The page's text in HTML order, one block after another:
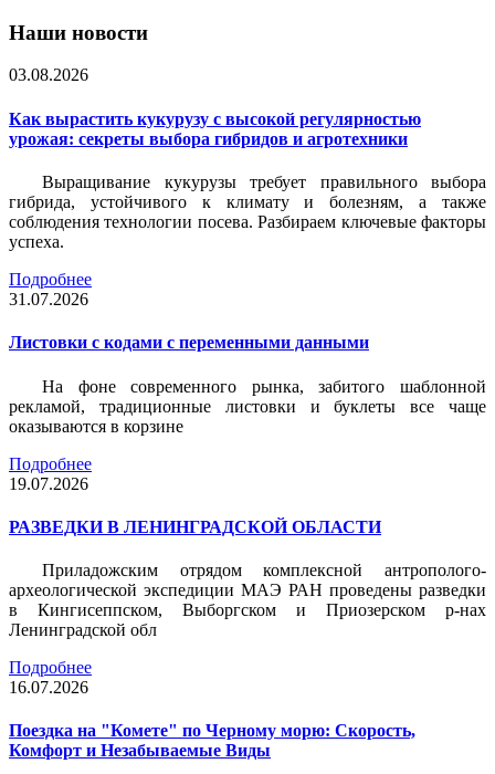
Наши новости
03.08.2026
Как вырастить кукурузу с высокой регулярностью
урожая: секреты выбора гибридов и агротехники
Выращивание кукурузы требует правильного выбора
гибрида, устойчивого к климату и болезням, а также
соблюдения технологии посева. Разбираем ключевые факторы
успеха.
Подробнее
31.07.2026
Листовки c кодами с переменными данными
На фоне современного рынка, забитого шаблонной
рекламой, традиционные листовки и буклеты все чаще
оказываются в корзине
Подробнее
19.07.2026
РАЗВЕДКИ В ЛЕНИНГРАДСКОЙ ОБЛАСТИ
Приладожским отрядом комплексной антрополого-
археологической экспедиции МАЭ РАН проведены разведки
в Кингисеппском, Выборгском и Приозерском р-нах
Ленинградской обл
Подробнее
16.07.2026
Поездка на "Комете" по Черному морю: Скорость,
Комфорт и Незабываемые Виды